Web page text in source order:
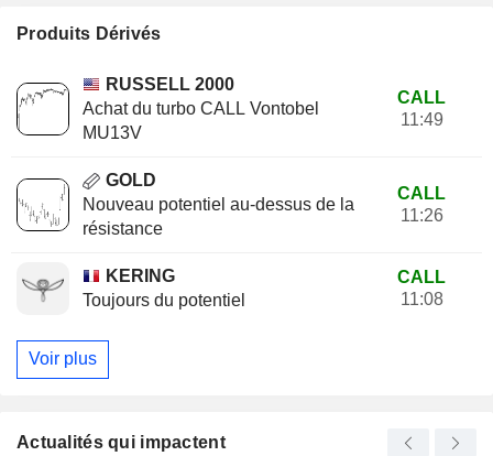
Produits Dérivés
RUSSELL 2000
Achat du turbo CALL Vontobel
MU13V
CALL
11:49
GOLD
Nouveau potentiel au-dessus de la
résistance
CALL
11:26
KERING
Toujours du potentiel
CALL
11:08
Voir plus
Actualités qui impactent